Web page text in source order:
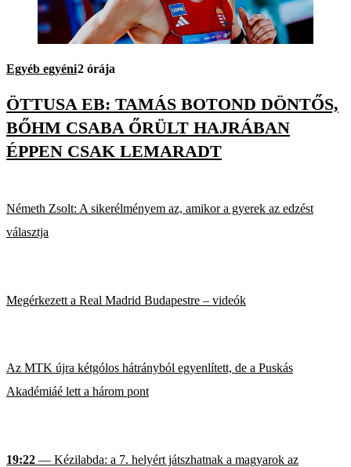
Egyéb egyéni2 órája
ÖTTUSA EB: TAMÁS BOTOND DÖNTŐS,
BŐHM CSABA ŐRÜLT HAJRÁBAN
ÉPPEN CSAK LEMARADT
Németh Zsolt: A sikerélményem az, amikor a gyerek az edzést
választja
Megérkezett a Real Madrid Budapestre – videók
Az MTK újra kétgólos hátrányból egyenlített, de a Puskás
Akadémiáé lett a három pont
19:22 — Kézilabda: a 7. helyért játszhatnak a magyarok az